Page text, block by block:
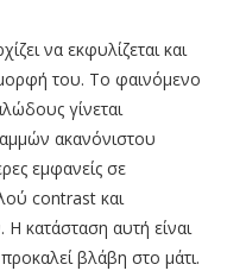
να εκφυλίζεται και
μορφή του. Το φαινόμενο
γίνεται
ακανόνιστου
εμφανείς σε
contrast και
κατάσταση αυτή είναι
βλάβη στο μάτι.